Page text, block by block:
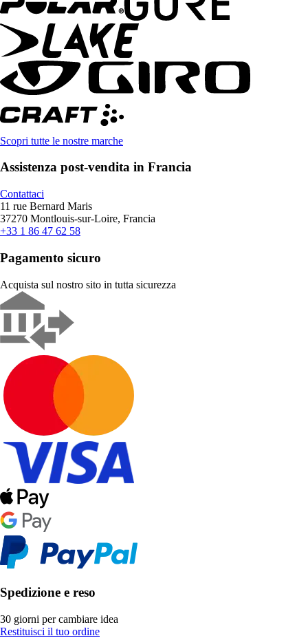
Scopri tutte le nostre marche
Assistenza post-vendita in Francia
Contattaci
11 rue Bernard Maris
37270 Montlouis-sur-Loire, Francia
+33 1 86 47 62 58
Pagamento sicuro
Acquista sul nostro sito in tutta sicurezza
Spedizione e reso
30 giorni per cambiare idea
Restituisci il tuo ordine